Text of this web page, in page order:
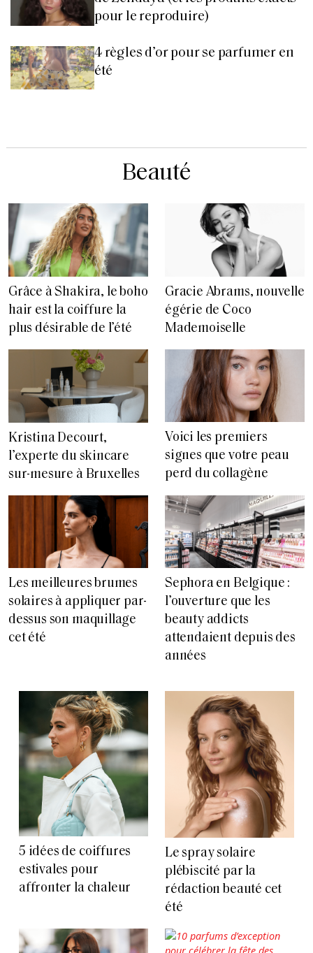
pour le reproduire)
4 règles d’or pour se parfumer en
été
Beauté
Grâce à Shakira, le boho
hair est la coiffure la
plus désirable de l’été
Gracie Abrams, nouvelle
égérie de Coco
Mademoiselle
Kristina Decourt,
l’experte du skincare
sur-mesure à Bruxelles
Voici les premiers
signes que votre peau
perd du collagène
Les meilleures brumes
solaires à appliquer par-
dessus son maquillage
cet été
Sephora en Belgique :
l’ouverture que les
beauty addicts
attendaient depuis des
années
5 idées de coiffures
estivales pour
affronter la chaleur
Le spray solaire
plébiscité par la
rédaction beauté cet
été